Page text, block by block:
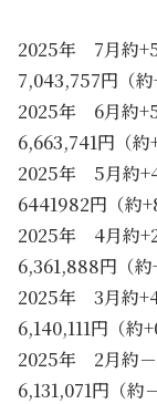
2025年 7月約
7,043,757円（約
2025年 6月約
6,663,741円（約
2025年 5月約
6441982円（約
2025年 4月約
6,361,888円（約
2025年 3月約
6,140,111円（約
2025年 2月約
6,131,071円（約